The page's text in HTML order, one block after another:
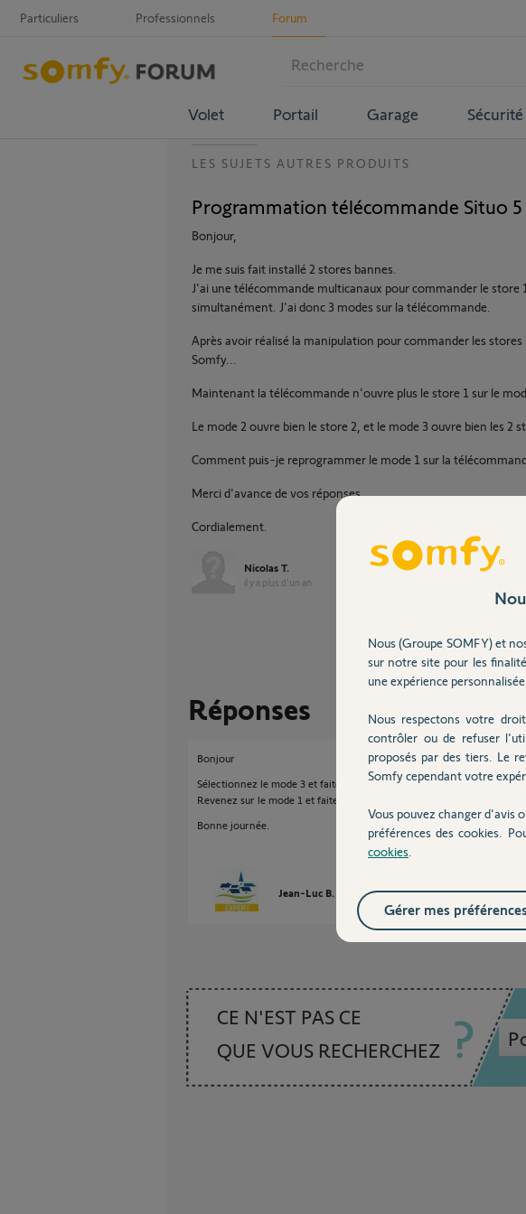
Particuliers Professionnels Forum
Volet Portail Garage Sécurité
LES SUJETS AUTRES PRODUITS
Programmation télécommande Situo 5
Bonjour,
Je me suis fait installé 2 stores bannes.
J'ai une télécommande multicanaux pour commander le store
simultanément. J'ai donc 3 modes sur la télécommande.
Après avoir réalisé la manipulation pour commander les
Somfy...
Maintenant la télécommande n'ouvre plus le store 1 sur le
Le mode 2 ouvre bien le store 2, et le mode 3 ouvre bien les 2
Comment puis-je reprogrammer le mode 1 sur la
Merci d'avance de vos réponses,
Cordialement.
Nicolas T.
il y a plus d'un an
Réponses
Bonjour
Sélectionnez le mode 3 et faites un appui sur prog jusqu'au
Revenez sur le mode 1 et faites un appui très bref sur "prog".
Bonne journée.
Jean-Luc B. il y a plus d'un an
CE N'EST PAS CE
QUE VOUS RECHERCHEZ
Nous (Groupe SOMFY) et
sur notre site pour les
une expérience
Nous respectons votre
contrôler ou de refuser
proposés par des tiers. Le
Somfy cependant votre
Vous pouvez changer d'avis
préférences des cookies.
cookies
Gérer mes